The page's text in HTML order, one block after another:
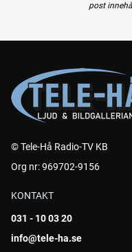
post
© Tele-Hå Radio-TV KB
Org nr: 969702-9156
KONTAKT
031 - 10 03 20
info@tele-ha.se